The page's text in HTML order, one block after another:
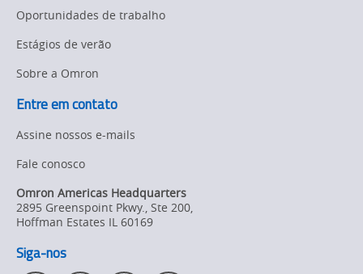
Oportunidades de trabalho
Estágios de verão
Sobre a Omron
Entre em contato
Assine nossos e-mails
Fale conosco
Omron Americas Headquarters
2895 Greenspoint Pkwy., Ste 200,
Hoffman Estates IL 60169
Siga-nos